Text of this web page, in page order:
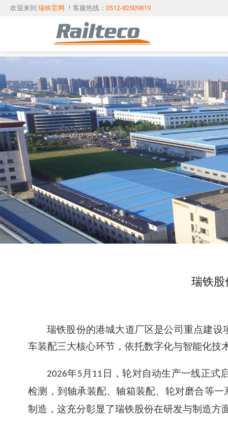
欢迎来到 瑞铁官网 ！客服热线： 0512-82509819
瑞铁股
瑞铁股份的港城大道厂区是公司重点建
车装配三大核心环节，依托数字化与智能化技
2026年5 月 11 日，轮对自动生产一线正式
检测，到轴承装配、轴箱装配、轮对磨合等
制造，这充分彰显了瑞铁股份在研发与制造方